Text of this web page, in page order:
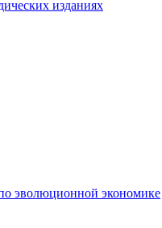
изданиях
эволюционной экономике